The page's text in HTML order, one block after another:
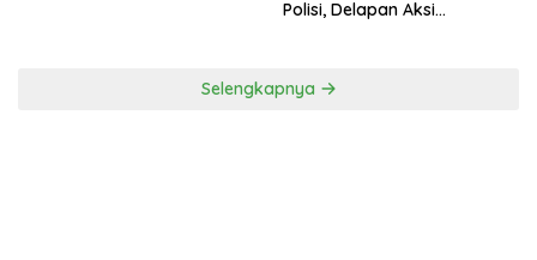
Polisi, Delapan Aksi
Selengkapnya